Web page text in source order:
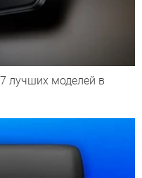
лучших моделей в